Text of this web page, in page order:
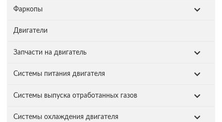
Фаркопы
Двигатели
Запчасти на двигатель
Системы питания двигателя
Системы выпуска отработанных газов
Системы охлаждения двигателя